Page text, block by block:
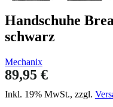
Handschuhe
schwarz
Mechanix
89,95 €
Inkl. 19% MwSt., zzgl.